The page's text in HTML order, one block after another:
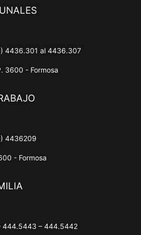
4436.301 al 4436.307
3600 - Formosa
4436209
- Formosa
444.5443 – 444.5442